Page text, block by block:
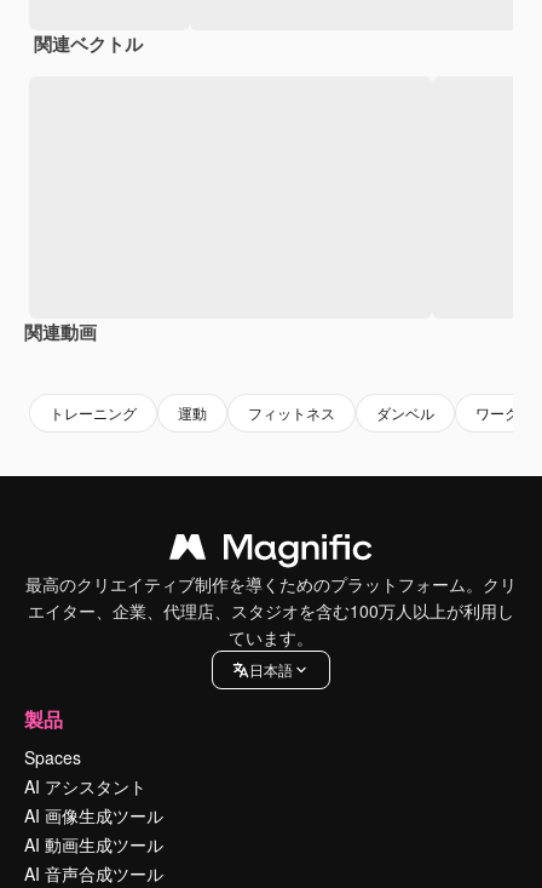
関連ベクトル
関連動画
トレーニング 運動 フィットネス ダンベル ワークア
最高のクリエイティブ制作を導くためのプラットフォーム。クリ
エイター、企業、代理店、スタジオを含む100万人以上が利用し
ています。
日本語
製品
Spaces
AI アシスタント
AI 画像生成ツール
AI 動画生成ツール
AI 音声合成ツール